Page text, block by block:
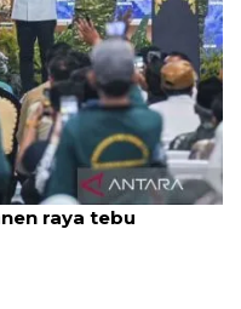
raya tebu